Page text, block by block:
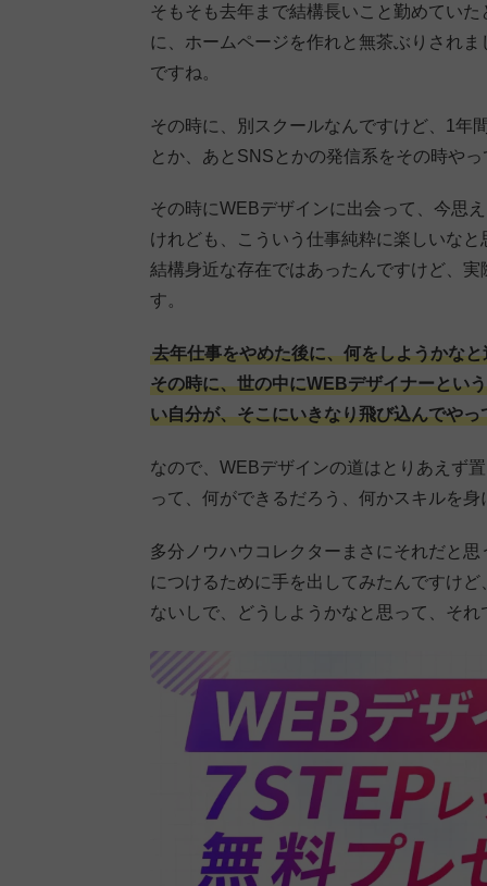
そもそも去年まで結構長いこと勤めてい
に、ホームページを作れと無茶ぶりされ
ですね。
その時に、別スクールなんですけど、1年
とか、あとSNSとかの発信系をその時や
その時にWEBデザインに出会って、今思
けれども、こういう仕事純粋に楽しいな
結構身近な存在ではあったんですけど、
す。
去年仕事をやめた後に、何をしようかな
その時に、世の中にWEBデザイナーとい
い自分が、そこにいきなり飛び込んでや
なので、WEBデザインの道はとりあえず
って、何ができるだろう、何かスキルを
多分ノウハウコレクターまさにそれだと
につけるために手を出してみたんですけ
ないしで、どうしようかなと思って、そ